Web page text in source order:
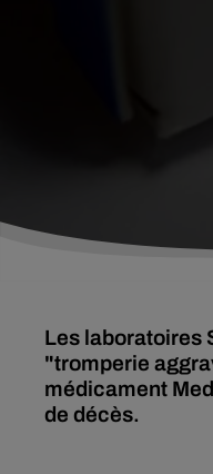
Les laboratoires
"tromperie
médicament
de décès.